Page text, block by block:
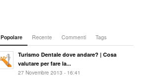
Popolare Recente Commenti Tags
Turismo Dentale dove andare? | Cosa
valutare per fare la...
27 Novembre 2013 - 16:41